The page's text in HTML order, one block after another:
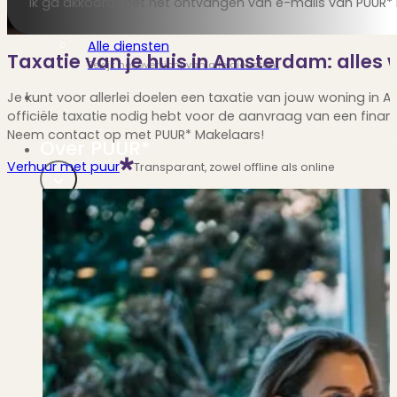
Alle diensten
Bekijk het overzicht van alle diensten..
Over PUUR*
Over PUUR*
Wie zijn wij?
Ons team
Leer ons beter kennen..
Werken bij PUUR*
Kom jij ons team versterken?
Onze vestigingen
De kracht van 6 vestigingen!
Beoordelingen
Taxatie van je huis in Amsterdam: alles
Je kunt voor allerlei doelen een taxatie van jouw woning
officiële taxatie nodig hebt voor de aanvraag van een
Neem contact op met PUUR* Makelaars!
Verhuur met puur
Transparant, zowel offline als online